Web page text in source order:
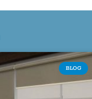
BLOG